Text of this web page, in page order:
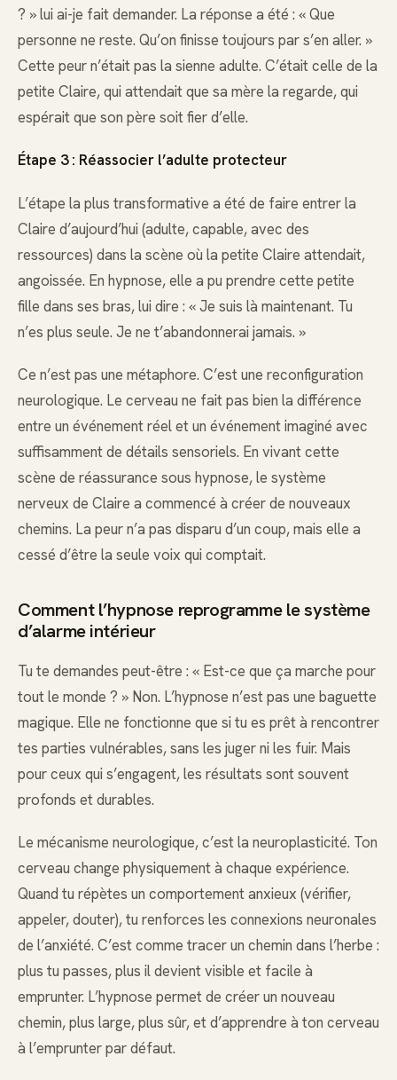
? » lui ai-je fait demander. La réponse a été : « Que
personne ne reste. Qu’on finisse toujours par s’en aller. »
Cette peur n’était pas la sienne adulte. C’était celle de la
petite Claire, qui attendait que sa mère la regarde, qui
espérait que son père soit fier d’elle.
Étape 3 : Réassocier l’adulte protecteur
L’étape la plus transformative a été de faire entrer la
Claire d’aujourd’hui (adulte, capable, avec des
ressources) dans la scène où la petite Claire attendait,
angoissée. En hypnose, elle a pu prendre cette petite
fille dans ses bras, lui dire : « Je suis là maintenant. Tu
n’es plus seule. Je ne t’abandonnerai jamais. »
Ce n’est pas une métaphore. C’est une reconfiguration
neurologique. Le cerveau ne fait pas bien la différence
entre un événement réel et un événement imaginé avec
suffisamment de détails sensoriels. En vivant cette
scène de réassurance sous hypnose, le système
nerveux de Claire a commencé à créer de nouveaux
chemins. La peur n’a pas disparu d’un coup, mais elle a
cessé d’être la seule voix qui comptait.
Comment l’hypnose reprogramme le système
d’alarme intérieur
Tu te demandes peut-être : « Est-ce que ça marche pour
tout le monde ? » Non. L’hypnose n’est pas une baguette
magique. Elle ne fonctionne que si tu es prêt à rencontrer
tes parties vulnérables, sans les juger ni les fuir. Mais
pour ceux qui s’engagent, les résultats sont souvent
profonds et durables.
Le mécanisme neurologique, c’est la neuroplasticité. Ton
cerveau change physiquement à chaque expérience.
Quand tu répètes un comportement anxieux (vérifier,
appeler, douter), tu renforces les connexions neuronales
de l’anxiété. C’est comme tracer un chemin dans l’herbe :
plus tu passes, plus il devient visible et facile à
emprunter. L’hypnose permet de créer un nouveau
chemin, plus large, plus sûr, et d’apprendre à ton cerveau
à l’emprunter par défaut.